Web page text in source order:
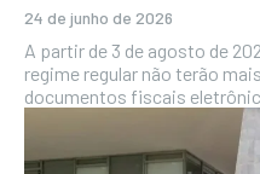
24 de junho de 2026
A partir de 3 de agosto de
regime regular não terão
documentos fiscais